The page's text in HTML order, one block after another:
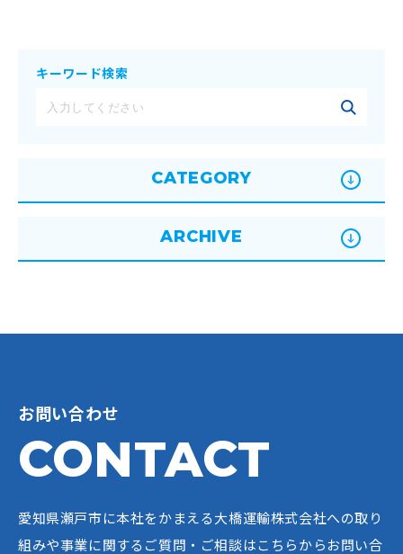
キーワード検索
CATEGORY
ARCHIVE
お問い合わせ
CONTACT
愛知県瀬戸市に本社をかまえる大橋運輸株式会社への取り
組みや事業に関するご質問・ご相談はこちらからお問い合